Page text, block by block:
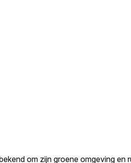
om zijn groene omgeving